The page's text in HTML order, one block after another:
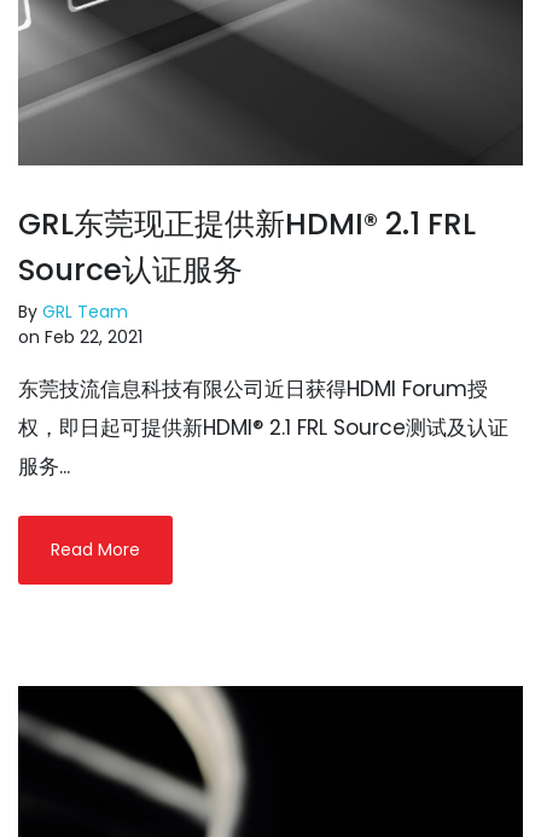
GRL东莞现正提供新HDMI® 2.1 FRL
Source认证服务
By GRL Team
on Feb 22, 2021
东莞技流信息科技有限公司近日获得HDMI Forum授
权，即日起可提供新HDMI® 2.1 FRL Source测试及认证
服务...
Read More